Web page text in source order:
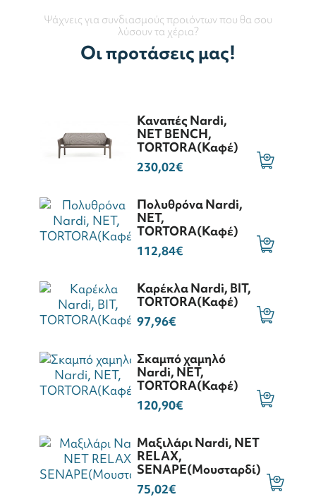
Ψάχνεις για συνδιασμούς προιόντων που θα σου
λύσουν τα χέρια?
Οι προτάσεις μας!
Καναπές Nardi,
NET BENCH,
ΤORTORA(Καφέ)
230,02€
Πολυθρόνα Nardi,
NET,
ΤORTORA(Καφέ)
112,84€
Καρέκλα Nardi, BIT,
ΤORTORA(Καφέ)
97,96€
Σκαμπό χαμηλό
Nardi, NET,
ΤORTORA(Καφέ)
120,90€
Μαξιλάρι Nardi, NET
RELAX,
SENAPE(Μουσταρδί)
75,02€